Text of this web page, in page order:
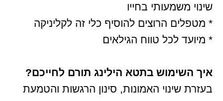
שינוי משמעותי בחייו
* מטפלים הרוצים להוסיף כלי זה לקליניקה
* מיועד לכל טווח הגילאים
איך השימוש בתטא הילינג תורם לחייכם?
בעזרת שינוי האמונות, סינון הרגשות והטמעת